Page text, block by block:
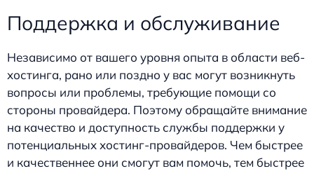
Поддержка и обслуживание
Независимо от вашего уровня опыта в области веб-
хостинга, рано или поздно у вас могут возникнуть
вопросы или проблемы, требующие помощи со
стороны провайдера. Поэтому обращайте внимание
на качество и доступность службы поддержки у
потенциальных хостинг-провайдеров. Чем быстрее
и качественнее они смогут вам помочь, тем быстрее